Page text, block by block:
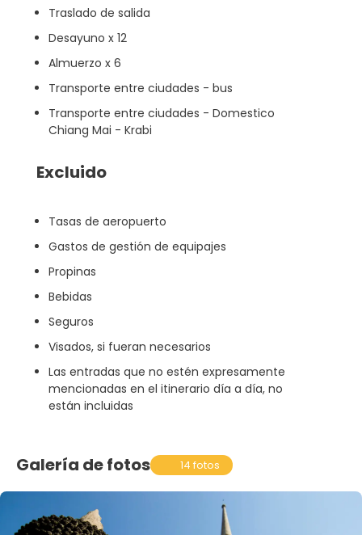
Traslado de salida
Desayuno x 12
Almuerzo x 6
Transporte entre ciudades - bus
Transporte entre ciudades - Domestico
Chiang Mai - Krabi
Excluido
Tasas de aeropuerto
Gastos de gestión de equipajes
Propinas
Bebidas
Seguros
Visados, si fueran necesarios
Las entradas que no estén expresamente
mencionadas en el itinerario día a día, no
están incluidas
Galería de fotos 14 fotos